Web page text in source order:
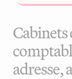
adresse,